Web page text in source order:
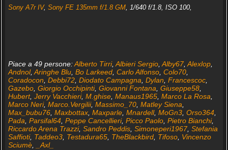
Sony A7r IV, Sony FE 135mm f/1.8 GM, 1/640 f/1.8, ISO 100,
Piace a 49 persone:Alberto Tirri, Albieri Sergio, Alby67, Alexlop,
Andnol, Aringhe Blu, Bo Larkeed, Carlo Alfonso, Colo70,
Coradocon Debbi72, Diodato Campagna Dylan Francescoc,
Gazebo, Giorgio Occhipinti, Giovanni Fontana Giuseppe58,
Hubert, Jerry Vacchieri, M.ghise, Manaus1965, Marco La Rosa
Marco Neri, Marco.Vergilii, Massimo_70, Matley Siena
Max_bubu76, Maxbottax, Maxparle, Mnardell, MoGn3, Orso364,
Pada Parsifal64, Peppe Cancellieri, Picco Paolo, Pietro Bianchi,
Riccardo Arena Trazzi, Sandro Peddis, Simoneperi1967, Stefania
Saffioti, Taddeo3, Testadura65, TheBlackbird, Tifoso, Vincenzo
Sciumè, _Axl_